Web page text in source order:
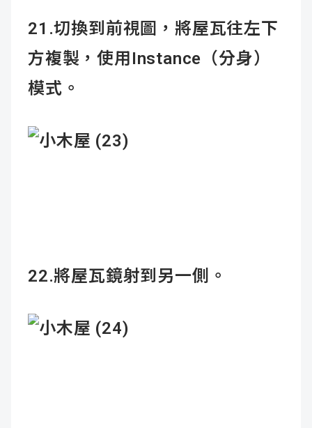
21.切換到前視圖，將屋瓦往左下
方複製，使用Instance（分身）
模式。
22.將屋瓦鏡射到另一側。